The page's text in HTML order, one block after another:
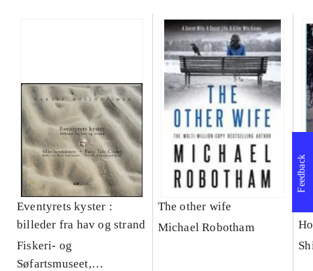
Eventyrets kyster :
billeder fra hav og strand
Fiskeri- og
Søfartsmuseet,
The other wife
Michael Robotham
Feedback